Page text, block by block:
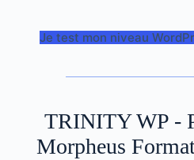
Je test mon niveau
TRINITY WP -
Morpheus